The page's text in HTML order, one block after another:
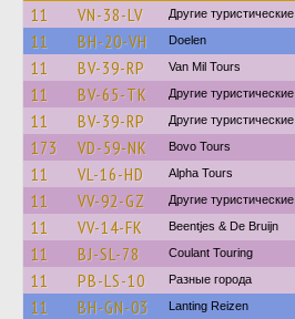
11 VN-38-LV Другие туристические
11 BH-20-VH Doelen
11 BV-39-RP Van Mil Tours
11 BV-65-TK Другие туристические
11 BV-39-RP Другие туристические
173 VD-59-NK Bovo Tours
11 VL-16-HD Alpha Tours
11 VV-92-GZ Другие туристические
11 VV-14-FK Beentjes & De Bruijn
11 BJ-SL-78 Coulant Touring
11 PB-LS-10 Разные города
11 BH-GN-03 Lanting Reizen